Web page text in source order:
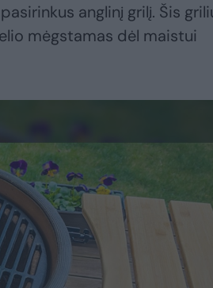
anglinį grilį. Šis
mėgstamas dėl maistui